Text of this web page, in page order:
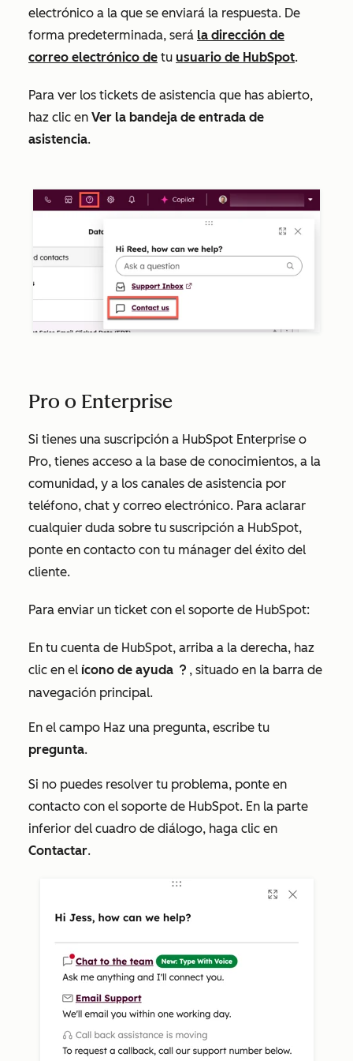
electrónico a la que se enviará la respuesta. De
forma predeterminada, será la dirección de
correo electrónico de tu usuario de HubSpot.
Para ver los tickets de asistencia que has abierto,
haz clic en Ver la bandeja de entrada de
asistencia.
Pro o Enterprise
Si tienes una suscripción a HubSpot Enterprise o
Pro, tienes acceso a la base de conocimientos, a la
comunidad, y a los canales de asistencia por
teléfono, chat y correo electrónico. Para aclarar
cualquier duda sobre tu suscripción a HubSpot,
ponte en contacto con tu mánager del éxito del
cliente.
Para enviar un ticket con el soporte de HubSpot:
En tu cuenta de HubSpot, arriba a la derecha, haz
clic en el ícono de ayuda question , situado en la barra de
navegación principal.
En el campo Haz una pregunta, escribe tu
pregunta.
Si no puedes resolver tu problema, ponte en
contacto con el soporte de HubSpot. En la parte
inferior del cuadro de diálogo, haga clic en
Contactar.